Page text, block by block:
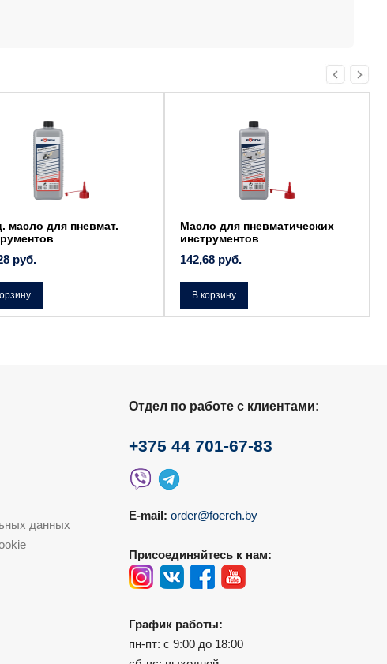
масло для пневмат.
руб.
Масло для пневматических
инструментов
142,68 руб.
В корзину
данных
Отдел по работе с клиентами:
+375 44 701-67-83
E-mail: order@foerch.by
Присоединяйтесь к нам:
График работы:
пн-пт: с 9:00 до 18:00